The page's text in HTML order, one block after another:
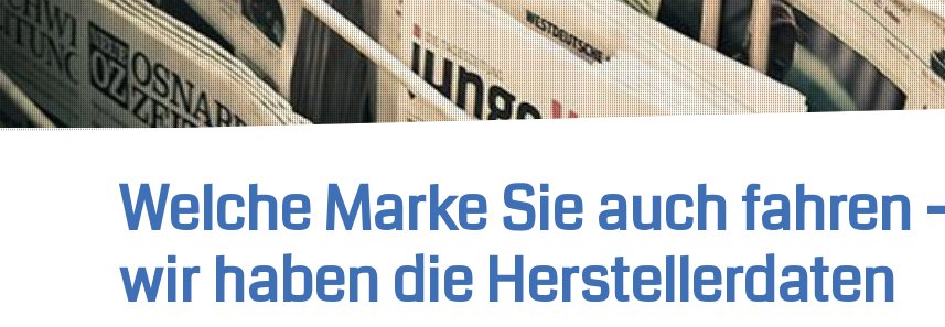
Welche Marke Sie auch fahren
wir haben die Herstellerdaten